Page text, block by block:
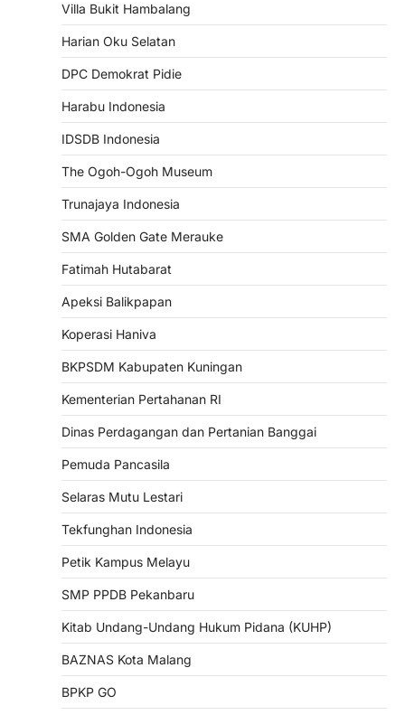
Villa Bukit Hambalang
Harian Oku Selatan
DPC Demokrat Pidie
Harabu Indonesia
IDSDB Indonesia
The Ogoh-Ogoh Museum
Trunajaya Indonesia
SMA Golden Gate Merauke
Fatimah Hutabarat
Apeksi Balikpapan
Koperasi Haniva
BKPSDM Kabupaten Kuningan
Kementerian Pertahanan RI
Dinas Perdagangan dan Pertanian Banggai
Pemuda Pancasila
Selaras Mutu Lestari
Tekfunghan Indonesia
Petik Kampus Melayu
SMP PPDB Pekanbaru
Kitab Undang-Undang Hukum Pidana (KUHP)
BAZNAS Kota Malang
BPKP GO